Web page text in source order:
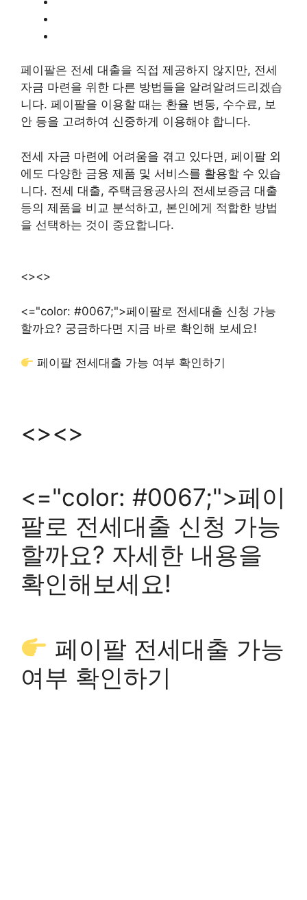
페이팔은 전세 대출을 직접 제공하지 않지만, 전세
자금 마련을 위한 다른 방법들을 알려알려드리겠습
니다. 페이팔을 이용할 때는 환율 변동, 수수료, 보
안 등을 고려하여 신중하게 이용해야 합니다.
전세 자금 마련에 어려움을 겪고 있다면, 페이팔 외
에도 다양한 금융 제품 및 서비스를 활용할 수 있습
니다. 전세 대출, 주택금융공사의 전세보증금 대출
등의 제품을 비교 분석하고, 본인에게 적합한 방법
을 선택하는 것이 중요합니다.
<><>
<="color: #0067;">페이팔로 전세대출 신청 가능
할까요? 궁금하다면 지금 바로 확인해 보세요!
페이팔 전세대출 가능 여부 확인하기
<><>
<="color: #0067;">페이
팔로 전세대출 신청 가능
할까요? 자세한 내용을
확인해보세요!
페이팔 전세대출 가능
여부 확인하기